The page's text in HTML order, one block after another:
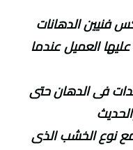
فنيين الدهانات
العميل عندما
فى الدهان حتى
مع نوع الخشب الذى